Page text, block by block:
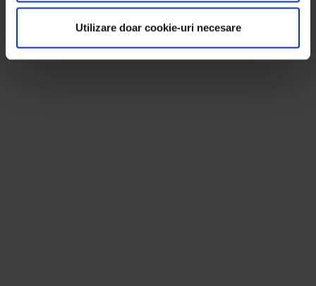
Utilizare doar cookie-uri necesare